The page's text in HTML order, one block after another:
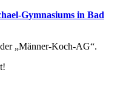
Gymnasiums in Bad
„Männer-Koch-AG“.